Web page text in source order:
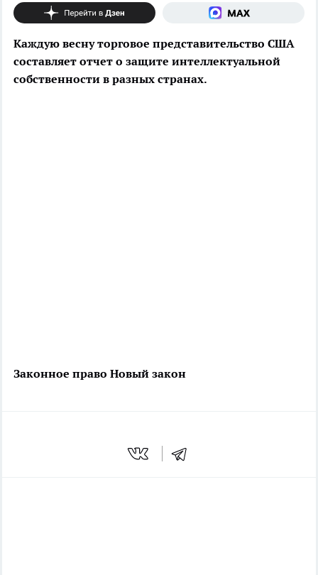
Каждую весну торговое представительство США
составляет отчет о защите интеллектуальной
собственности в разных странах.
Законное право Новый закон